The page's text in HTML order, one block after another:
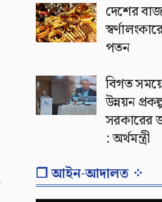
দেশের
পতন
বিগত
উন্নয়ন
সরকারের
: অর্থমন্ত্রী
❐ আইন-আদালত ⁘